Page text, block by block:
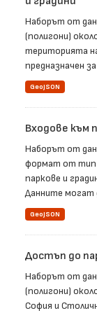
Наборът от
(полигони)
територията
предназначен
GeoJSON
Входове към
Наборът от
формат от тип
паркове и
Данните могат
GeoJSON
Достъп до
Наборът от
(полигони)
София и